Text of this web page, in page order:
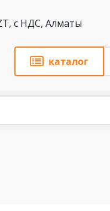
KZT, с НДС, Алматы
каталог